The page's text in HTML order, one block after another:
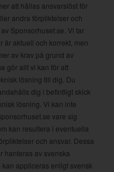
att hållas ansvarslöst för
andra förpliktelser och
Sponsorhuset.se. Vi tar
är aktuell och korrekt, men
av krav på grund av
gör allt vi kan för att
lösning till dig. Du
dig i befintligt skick
lösning. Vi kan inte
vare sig
kan resultera i eventuella
och ansvar. Dessa
hanteras av svenska
appliceras enligt svensk